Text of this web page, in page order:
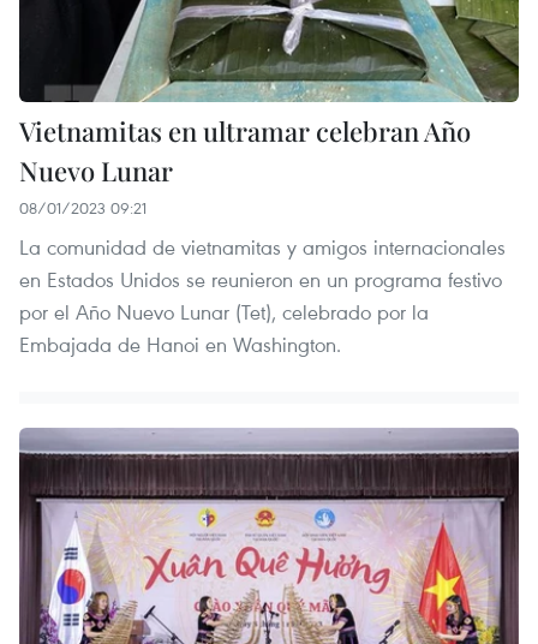
Vietnamitas en ultramar celebran Año
Nuevo Lunar
08/01/2023 09:21
La comunidad de vietnamitas y amigos internacionales
en Estados Unidos se reunieron en un programa festivo
por el Año Nuevo Lunar (Tet), celebrado por la
Embajada de Hanoi en Washington.